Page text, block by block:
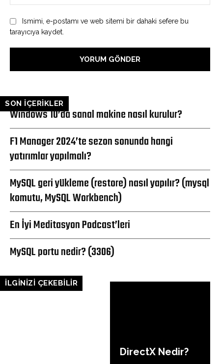
Ismimi, e-postamı ve web sitemi bir dahaki sefere bu
tarayıcıya kaydet.
SON İÇERİKLER
Windows 10’da sanal makine nasıl kurulur?
F1 Manager 2024’te sezon sonunda hangi
yatırımlar yapılmalı?
MySQL geri yükleme (restore) nasıl yapılır? (mysql
komutu, MySQL Workbench)
En İyi Meditasyon Podcast’leri
MySQL portu nedir? (3306)
İLGİNİZİ ÇEKEBİLİR
DirectX Nedir?